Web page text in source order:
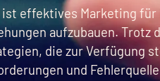
effektives Marketing für
aufzubauen. Trotz
die zur Verfügung
und